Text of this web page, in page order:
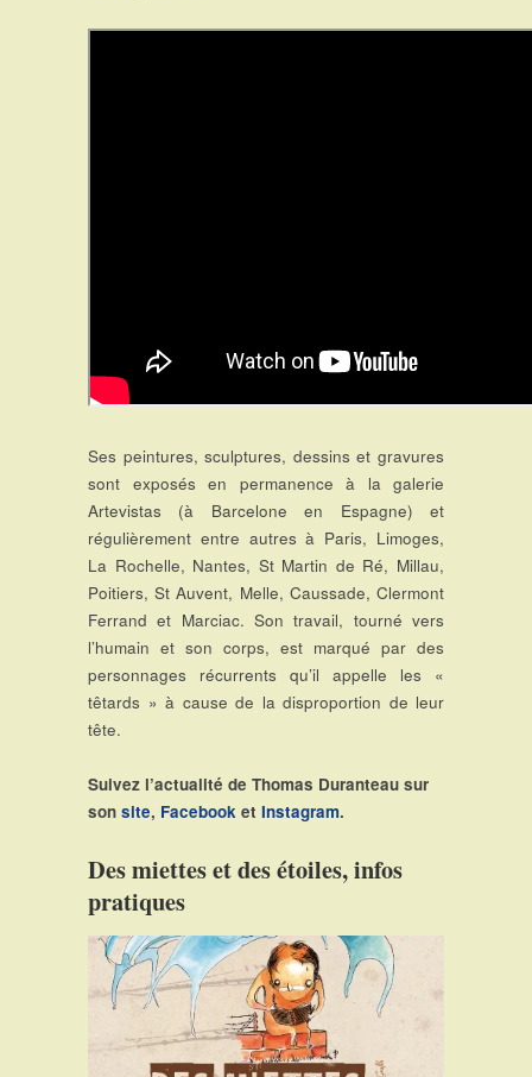
Ses peintures, sculptures, dessins et gravures
sont exposés en permanence à la galerie
Artevistas (à Barcelone en Espagne) et
régulièrement entre autres à Paris, Limoges,
La Rochelle, Nantes, St Martin de Ré, Millau,
Poitiers, St Auvent, Melle, Caussade, Clermont
Ferrand et Marciac. Son travail, tourné vers
l’humain et son corps, est marqué par des
personnages récurrents qu’il appelle les «
têtards » à cause de la disproportion de leur
tête.
Suivez l’actualité de Thomas Duranteau sur
son site, Facebook et Instagram.
Des miettes et des étoiles, infos
pratiques